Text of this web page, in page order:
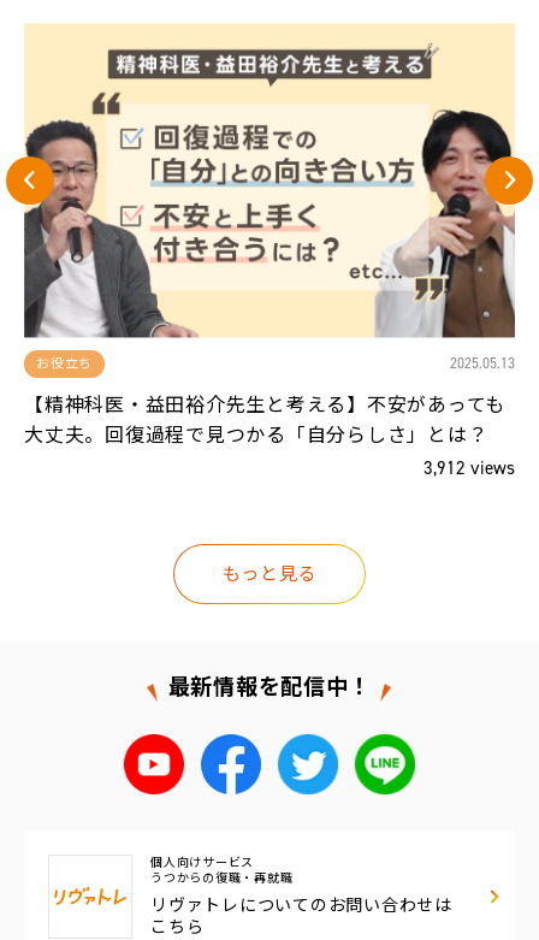
お役立ち 2025.05.13
【精神科医・益田裕介先生と考える】不安があっても
大丈夫。回復過程で見つかる「自分らしさ」とは？
3,912 views
もっと見る
最新情報を配信中！
個人向けサービス
うつからの復職・再就職
リヴァトレについての お問い合わせは
こちら